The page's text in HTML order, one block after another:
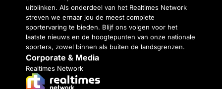
uitblinken. Als onderdeel van het Realtimes Network
streven we ernaar jou de meest complete
sportervaring te bieden. Blijf ons volgen voor het
laatste nieuws en de hoogtepunten van onze nationale
sporters, zowel binnen als buiten de landsgrenzen.
Corporate & Media
Realtimes Network